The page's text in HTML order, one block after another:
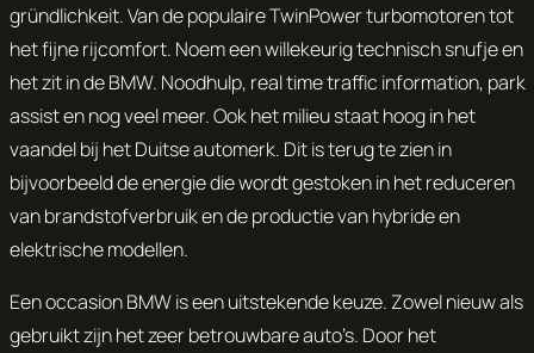
gründlichkeit. Van de populaire TwinPower turbomotoren tot
het fijne rijcomfort. Noem een willekeurig technisch snufje en
het zit in de BMW. Noodhulp, real time traffic information, park
assist en nog veel meer. Ook het milieu staat hoog in het
vaandel bij het Duitse automerk. Dit is terug te zien in
bijvoorbeeld de energie die wordt gestoken in het reduceren
van brandstofverbruik en de productie van hybride en
elektrische modellen.
Een occasion BMW is een uitstekende keuze. Zowel nieuw als
gebruikt zijn het zeer betrouwbare auto’s. Door het